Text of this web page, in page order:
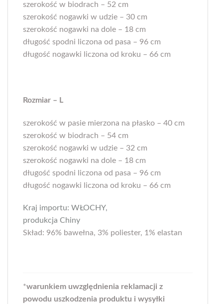
szerokość w biodrach – 52 cm
szerokość nogawki w udzie – 30 cm
szerokość nogawki na dole – 18 cm
długość spodni liczona od pasa – 96 cm
długość nogawki liczona od kroku – 66 cm
Rozmiar – L
szerokość w pasie mierzona na płasko – 40 cm
szerokość w biodrach – 54 cm
szerokość nogawki w udzie – 32 cm
szerokość nogawki na dole – 18 cm
długość spodni liczona od pasa – 96 cm
długość nogawki liczona od kroku – 66 cm
Kraj importu: WŁOCHY,
produkcja Chiny
Skład: 96% bawełna, 3% poliester, 1% elastan
*warunkiem uwzględnienia reklamacji z
powodu uszkodzenia produktu i wysyłki